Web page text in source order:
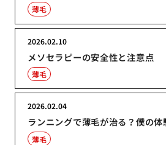
薄毛
メソセラピーの安全性と注意点
2026.02.10
薄毛
ランニングで薄毛が治る？僕の体
2026.02.04
薄毛